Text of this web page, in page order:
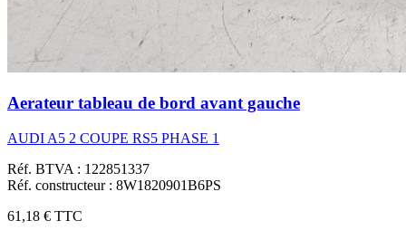
Aerateur tableau de bord avant gauche
AUDI A5 2 COUPE RS5 PHASE 1
Réf. BTVA : 122851337
Réf. constructeur : 8W1820901B6PS
61,18 € TTC